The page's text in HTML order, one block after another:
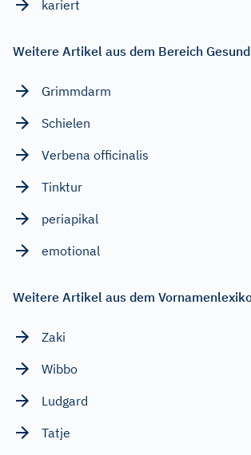
kariert
Weitere Artikel aus dem Bereich
Grimmdarm
Schielen
Verbena officinalis
Tinktur
periapikal
emotional
Weitere Artikel aus dem
Zaki
Wibbo
Ludgard
Tatje